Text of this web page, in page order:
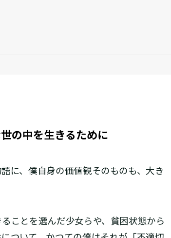
の中を生きるために
に、僕自身の価値観そのものも、大き
ことを選んだ少女らや、貧困状態から